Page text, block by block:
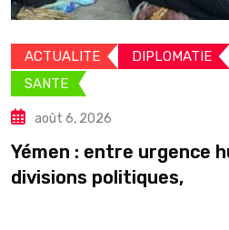
ACTUALITE DIPLOMATIE
SANTE
août 6, 2026
Yémen : entre urgence
divisions politiques,